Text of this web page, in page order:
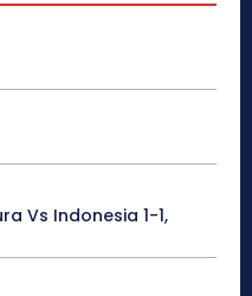
Vs Indonesia 1-1,